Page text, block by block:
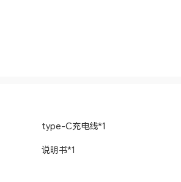
type-C充电线*1
说明书*1